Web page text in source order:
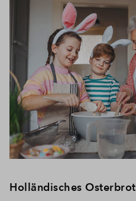
Holländisches Osterbrot